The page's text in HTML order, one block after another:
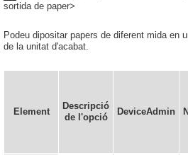
sortida de paper>
Podeu dipositar papers de diferent mida en
de la unitat d'acabat.
Element
Descripció
de l'opció
DeviceAdmin